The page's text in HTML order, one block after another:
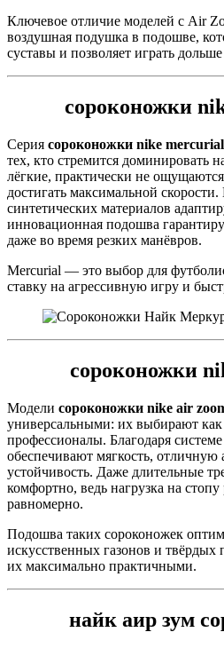
Ключевое отличие моделей с Air
воздушная подушка в подошве,
суставы и позволяет играть дольше
сороконожки
Серия сороконожки nike mercurial
тех, кто стремится доминировать
лёгкие, практически не
достигать максимальной
синтетических материалов
инновационная подошва
даже во время резких манёвров.
Mercurial — это выбор для
ставку на агрессивную игру и
сороконожки
Модели сороконожки nike air
универсальными: их выбирают
профессионалы. Благодаря
обеспечивают мягкость,
устойчивость. Даже длительные
комфортно, ведь нагрузка на стопу
равномерно.
Подошва таких сороконожек
искусственных газонов и твёрдых
их максимально практичными.
найк аир зум